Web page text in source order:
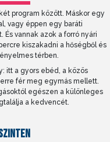
program között. Máskor egy
vagy éppen egy baráti
vannak azok a forró nyári
kiszakadni a hőségből és
térben.
itt a gyors ebéd, a közös
fér meg egymás mellett.
egészen a különleges
a kedvencét.